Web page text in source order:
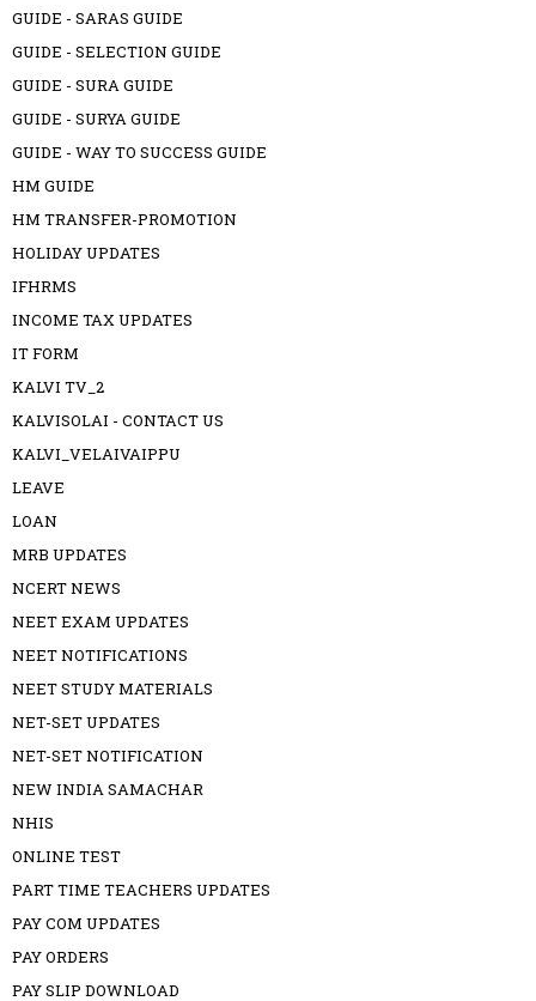
GUIDE - SARAS GUIDE
GUIDE - SELECTION GUIDE
GUIDE - SURA GUIDE
GUIDE - SURYA GUIDE
GUIDE - WAY TO SUCCESS GUIDE
HM GUIDE
HM TRANSFER-PROMOTION
HOLIDAY UPDATES
IFHRMS
INCOME TAX UPDATES
IT FORM
KALVI TV_2
KALVISOLAI - CONTACT US
KALVI_VELAIVAIPPU
LEAVE
LOAN
MRB UPDATES
NCERT NEWS
NEET EXAM UPDATES
NEET NOTIFICATIONS
NEET STUDY MATERIALS
NET-SET UPDATES
NET-SET NOTIFICATION
NEW INDIA SAMACHAR
NHIS
ONLINE TEST
PART TIME TEACHERS UPDATES
PAY COM UPDATES
PAY ORDERS
PAY SLIP DOWNLOAD